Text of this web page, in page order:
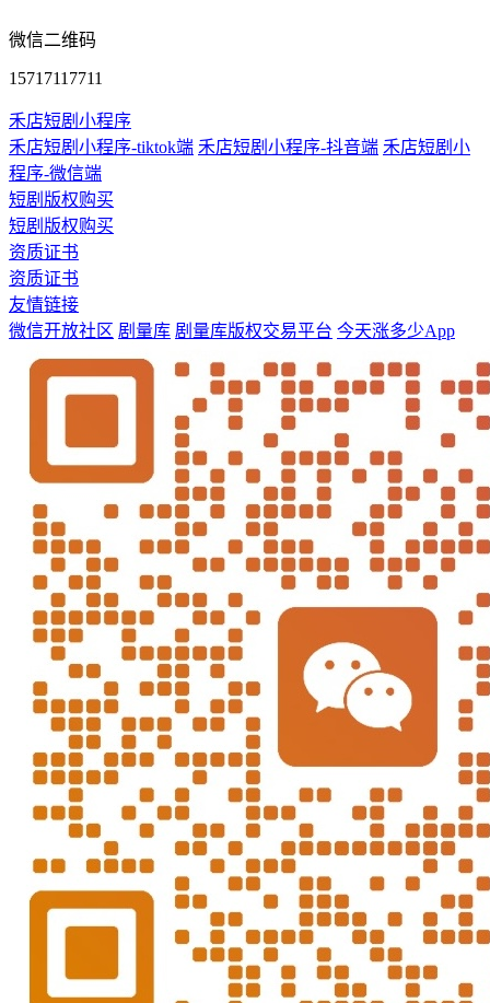
微信二维码
15717117711
禾店短剧小程序
禾店短剧小程序-tiktok端 禾店短剧小程序-抖音端 禾店短剧小
程序-微信端
短剧版权购买
短剧版权购买
资质证书
资质证书
友情链接
微信开放社区 剧量库 剧量库版权交易平台 今天涨多少App